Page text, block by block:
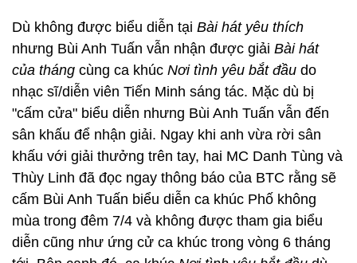
Dù không được biểu diễn tại Bài hát yêu thích
nhưng Bùi Anh Tuấn vẫn nhận được giải Bài hát
của tháng cùng ca khúc Nơi tình yêu bắt đầu do
nhạc sĩ/diễn viên Tiến Minh sáng tác. Mặc dù bị
"cấm cửa" biểu diễn nhưng Bùi Anh Tuấn vẫn đến
sân khấu để nhận giải. Ngay khi anh vừa rời sân
khấu với giải thưởng trên tay, hai MC Danh Tùng và
Thùy Linh đã đọc ngay thông báo của BTC rằng sẽ
cấm Bùi Anh Tuấn biểu diễn ca khúc Phố không
mùa trong đêm 7/4 và không được tham gia biểu
diễn cũng như ứng cử ca khúc trong vòng 6 tháng